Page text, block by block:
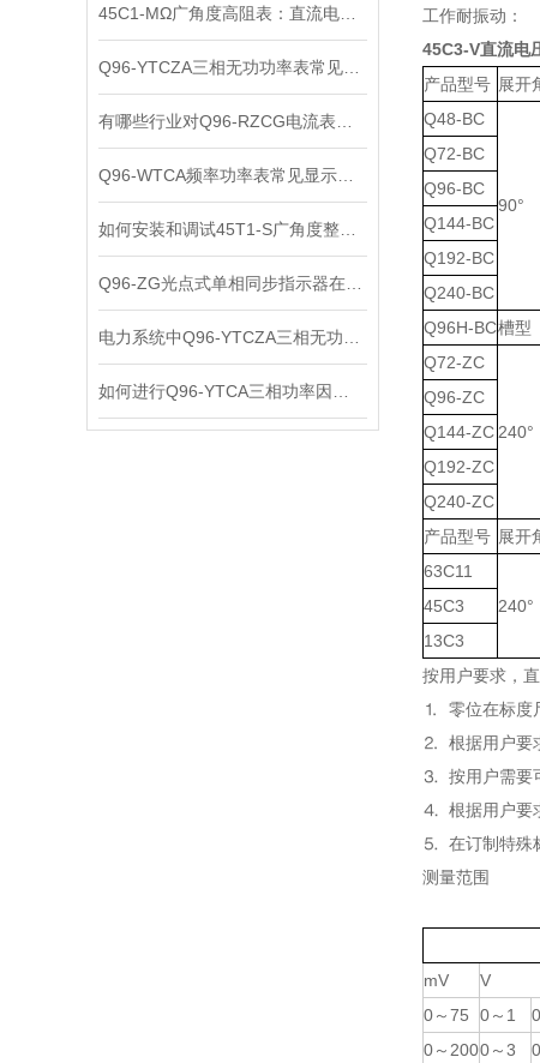
工作耐振动
45C3-V直流电
产品型号 展开
Q48-BC
90°
Q72-BC
Q96-BC
Q144-BC
Q192-BC
Q240-BC
Q96H-BC槽型
Q72-ZC
240°
Q96-ZC
Q144-ZC
Q192-ZC
Q240-ZC
产品型号 展开
63C11
240°
45C3
13C3
按用户要求，
⒈ 零位在标度
⒉ 根据用户要
⒊ 按用户需要
⒋ 根据用户要
⒌ 在订制特殊
测量范围
mV
V
0～75
0～1
0～2000～3